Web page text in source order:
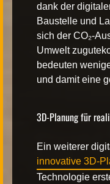
dank der
Baustelle und
sich der CO₂-
Umwelt
bedeuten
und damit eine
3D-Planung für
Ein weiterer
innovative 3D-
Technologie